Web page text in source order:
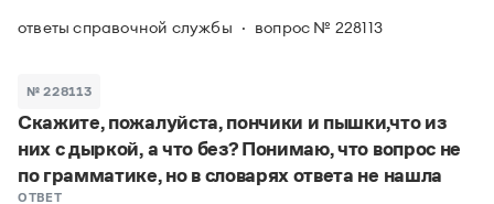
Справочная служба
Все вопросы
Везде
Поиск по всем разделам
Словари
Можно использовать знаки подстановки
? — для любого символа, включая пробелы и дефисы (к?
мпания,тер?а?а ,общественно?полезный)
*
— для любого количества символов, кроме пробела
ответы справочной службы вопрос № 228113
№ 228113
Скажите, пожалуйста, пончики и пышки,что из
них с дыркой, а что без? Понимаю, что вопрос не
по грамматике, но в словарях ответа не нашла
ОТВЕТ